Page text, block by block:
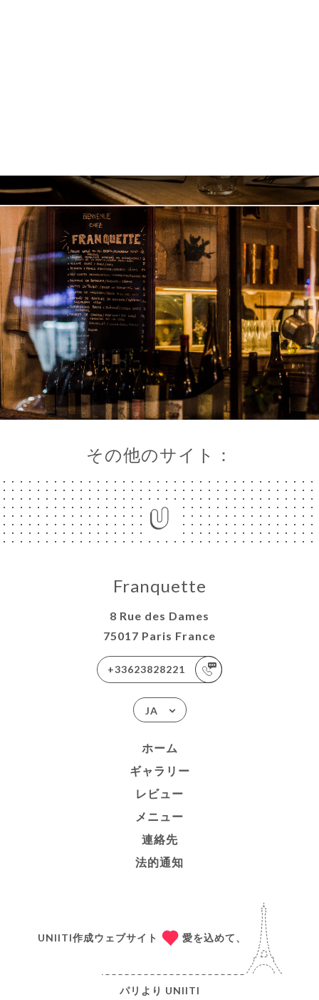
その他のサイト：
Franquette
8 Rue des Dames
75017 Paris France
+33623828221
JA
ホーム
ギャラリー
レビュー
メニュー
連絡先
法的通知
UNIITI作成ウェブサイト 愛を込めて、
パリより UNIITI